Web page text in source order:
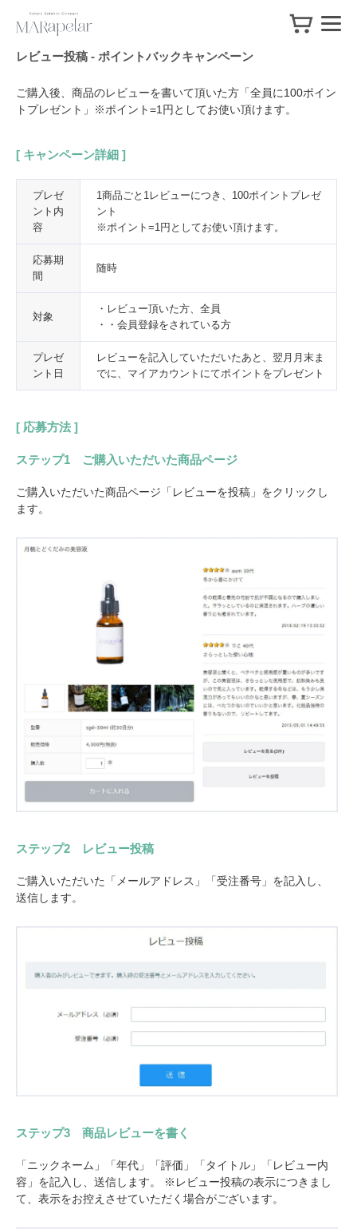
レビュー投稿 - ポイントバックキャンペーン
ご購入後、商品のレビューを書いて頂いた方「全員に100ポイン
トプレゼント」※ポイント=1円としてお使い頂けます。
[ キャンペーン詳細 ]
プレゼ
ント内
容
1商品ごと1レビューにつき、100ポイントプレゼ
ント
※ポイント=1円としてお使い頂けます。
応募期
間
随時
対象
・レビュー頂いた方、全員
・・会員登録をされている方
プレゼ
ント日
レビューを記入していただいたあと、翌月月末ま
でに、マイアカウントにてポイントをプレゼント
[ 応募方法 ]
ステップ1 ご購入いただいた商品ページ
ご購入いただいた商品ページ「レビューを投稿」をクリックし
ます。
ステップ2 レビュー投稿
ご購入いただいた「メールアドレス」「受注番号」を記入し、
送信します。
ステップ3 商品レビューを書く
「ニックネーム」「年代」「評価」「タイトル」「レビュー内
容」を記入し、送信します。 ※レビュー投稿の表示につきまし
て、表示をお控えさせていただく場合がございます。